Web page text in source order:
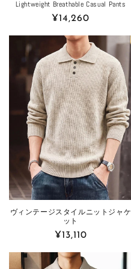
Lightweight Breathable Casual Pants
Regular
¥14,260
ヴィンテージスタイルニットジャケ
ット
Regular
¥13,110